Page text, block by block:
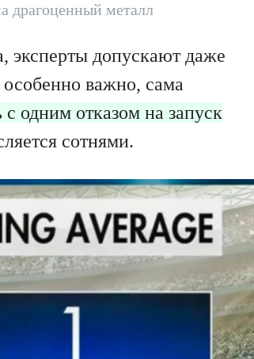
драгоценный металл
эксперты допускают даже
важно, сама
одним отказом на запуск
сотнями.